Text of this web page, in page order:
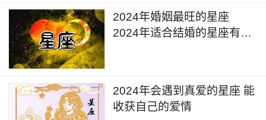
2024年婚姻最旺的星座
2024年适合结婚的星座有哪
2024年会遇到真爱的星座 能
收获自己的爱情